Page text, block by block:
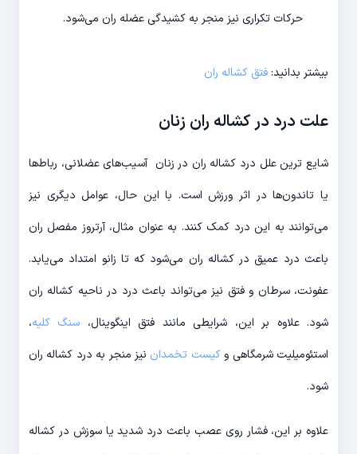
حرکات تکراری نیز منجر به کشیدگی عضله ران می‌شود.
بیشتر بدانید:فتق کشاله ران
علت درد در کشاله ران زنان
شایع ترین علل درد کشاله ران در زنان آسیب‌های عضلانی، رباط‌ها
یا تاندون‌ها در اثر ورزش است. با این حال، عوامل دیگری نیز
می‌توانند به این درد کمک کنند. به عنوان مثال، آرتروز مفصل ران
باعث درد عمیق در کشاله ران می‌شود که تا زانو امتداد می‌یابد.
عفونت، سرطان و فتق نیز می‌تواند باعث درد در ناحیه کشاله ران
شود. علاوه بر این، شرایطی مانند فتق اینگوینال، سنگ کلیه،
استئومیلیت شرمگاهی وکیست تخمدان نیز منجر به درد کشاله ران
شود.
علاوه بر این، فشار روی عصب باعث درد شدید یا سوزش در کشاله